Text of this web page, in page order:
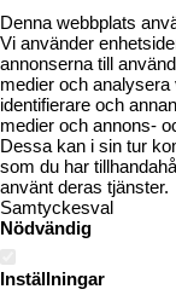
Denna webbplats
Vi använder
annonserna till
medier och
identifierare och
medier och annons-
Dessa kan i sin tur
som du har
använt deras tjänster.
Samtyckesval
Nödvändig
Inställningar